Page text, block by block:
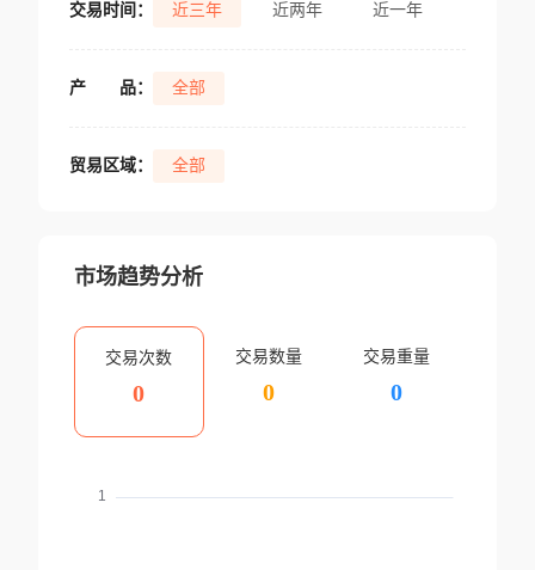
交易时间： 近三年 近两年 近一年
产 品： 全部
贸易区域： 全部
市场趋势分析
交易次数
0
交易数量
0
交易重量
0